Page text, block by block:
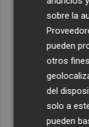
sobre la
pueden
otros
del
solo a
pueden